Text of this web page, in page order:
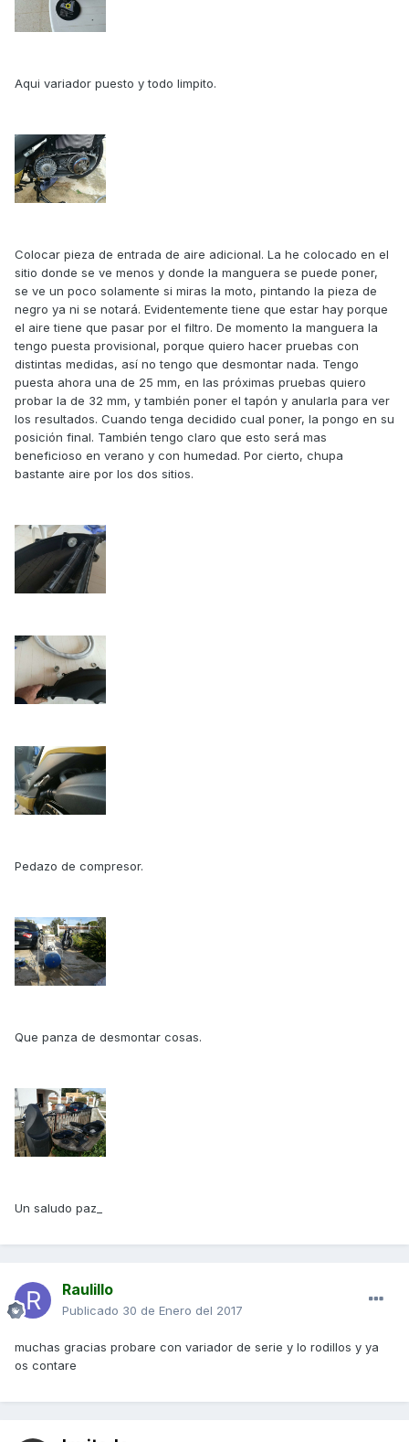
Aqui variador puesto y todo limpito.
Colocar pieza de entrada de aire adicional. La he colocado en el
sitio donde se ve menos y donde la manguera se puede poner,
se ve un poco solamente si miras la moto, pintando la pieza de
negro ya ni se notará. Evidentemente tiene que estar hay porque
el aire tiene que pasar por el filtro. De momento la manguera la
tengo puesta provisional, porque quiero hacer pruebas con
distintas medidas, así no tengo que desmontar nada. Tengo
puesta ahora una de 25 mm, en las próximas pruebas quiero
probar la de 32 mm, y también poner el tapón y anularla para ver
los resultados. Cuando tenga decidido cual poner, la pongo en su
posición final. También tengo claro que esto será mas
beneficioso en verano y con humedad. Por cierto, chupa
bastante aire por los dos sitios.
Pedazo de compresor.
Que panza de desmontar cosas.
Un saludo paz_
Raulillo
Publicado 30 de Enero del 2017
muchas gracias probare con variador de serie y lo rodillos y ya
os contare